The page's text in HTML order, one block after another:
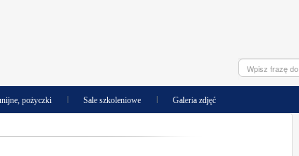
pożyczki | Sale szkoleniowe | Galeria zdjęć